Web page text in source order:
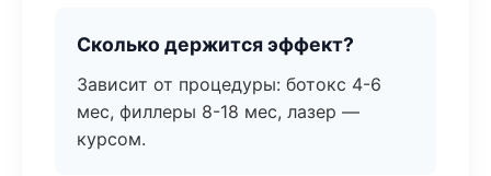
Сколько держится эффект?
Зависит от процедуры: ботокс 4-6
мес, филлеры 8-18 мес, лазер —
курсом.